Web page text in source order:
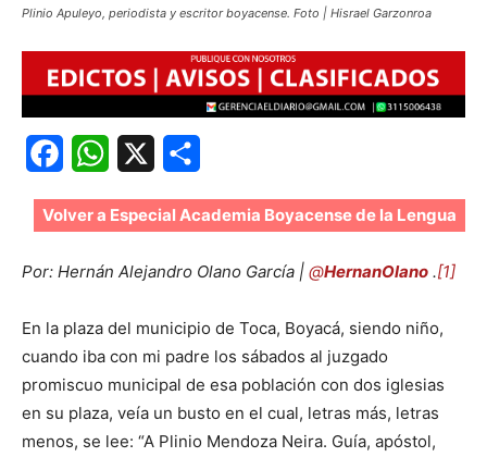
Plinio Apuleyo, periodista y escritor boyacense. Foto | Hisrael Garzonroa
FacebookWhatsApp
Volver a Especial Academia Boyacense de la Lengua
Por: Hernán Alejandro Olano García | @HernanOlano .[1]
En la plaza del municipio de Toca, Boyacá, siendo niño,
cuando iba con mi padre los sábados al juzgado
promiscuo municipal de esa población con dos iglesias
en su plaza, veía un busto en el cual, letras más, letras
menos, se lee: “A Plinio Mendoza Neira. Guía, apóstol,